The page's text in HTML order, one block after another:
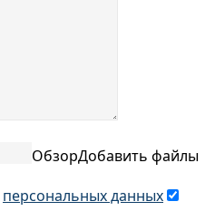
ОбзорДобавить файлы
персональных данных